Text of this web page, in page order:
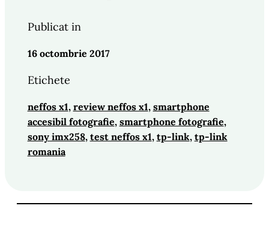
Publicat in
16 octombrie 2017
Etichete
neffos x1, review neffos x1, smartphone
accesibil fotografie, smartphone fotografie ,
sony imx258, test neffos x1, tp-link, tp-link
romania